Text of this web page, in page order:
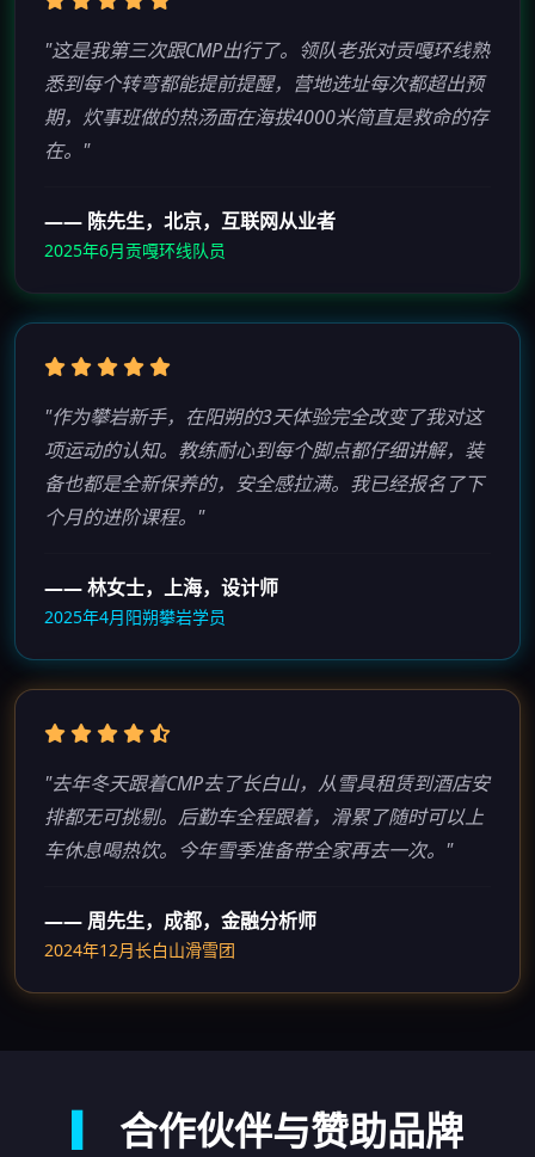
"这是我第三次跟CMP出行了。领队老张对贡嘎环线熟
悉到每个转弯都能提前提醒，营地选址每次都超出预
期，炊事班做的热汤面在海拔4000米简直是救命的存
在。"
—— 陈先生，北京，互联网从业者
2025年6月贡嘎环线队员
"作为攀岩新手，在阳朔的3天体验完全改变了我对这
项运动的认知。教练耐心到每个脚点都仔细讲解，装
备也都是全新保养的，安全感拉满。我已经报名了下
个月的进阶课程。"
—— 林女士，上海，设计师
2025年4月阳朔攀岩学员
"去年冬天跟着CMP去了长白山，从雪具租赁到酒店安
排都无可挑剔。后勤车全程跟着，滑累了随时可以上
车休息喝热饮。今年雪季准备带全家再去一次。"
—— 周先生，成都，金融分析师
2024年12月长白山滑雪团
合作伙伴与赞助品牌